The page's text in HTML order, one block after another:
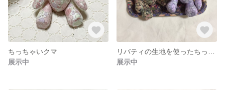
ちっちゃいクマ
展示中
展示中